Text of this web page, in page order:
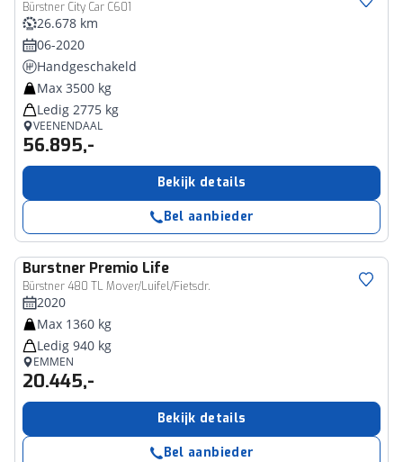
Bürstner City Car C601
26.678 km
06-2020
Handgeschakeld
Max 3500 kg
Ledig 2775 kg
VEENENDAAL
56.895,-
Bekijk details
Bel aanbieder
Burstner Premio Life
Bürstner 480 TL Mover/Luifel/Fietsdr.
2020
Max 1360 kg
Ledig 940 kg
EMMEN
20.445,-
Bekijk details
Bel aanbieder